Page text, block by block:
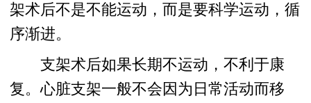
架术后不是不能运动，而是要科学运动，循
序渐进。
支架术后如果长期不运动，不利于康
复。心脏支架一般不会因为日常活动而移